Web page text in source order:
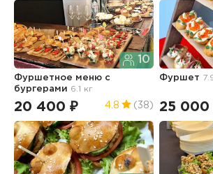
10
Фуршетное меню с
бургерами 6.1 кг
20 400 ₽ 4.8 (38)
Фуршет
25 000